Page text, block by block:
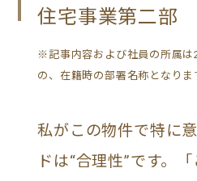
住宅事業第二部
※記事内容および社員の所属は
の、在籍時の部署名称となりま
私がこの物件で特に
ドは“合理性”です。